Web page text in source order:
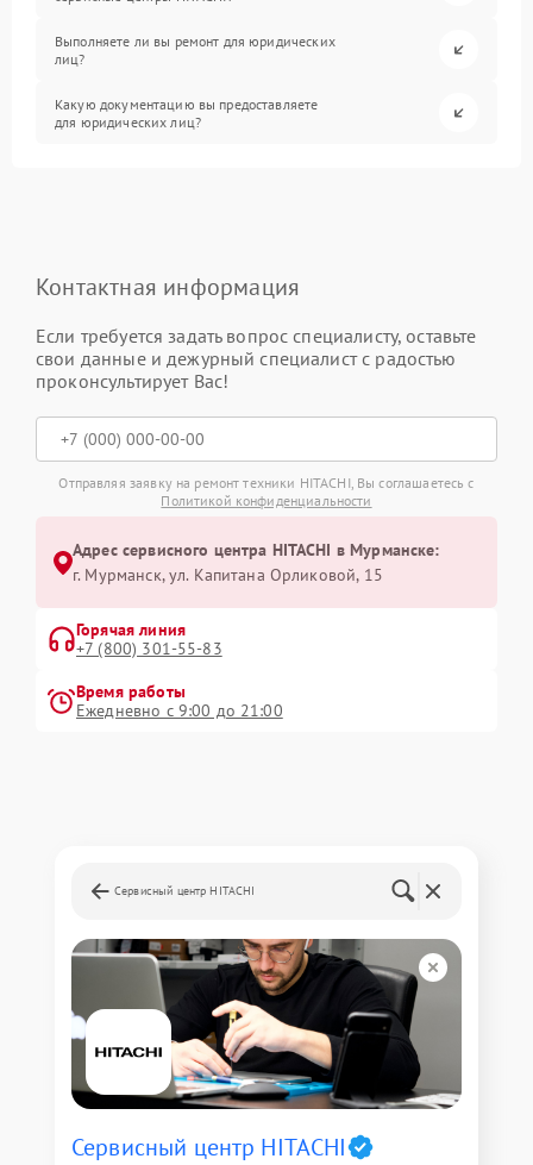
Выполняете ли вы ремонт для юридических
лиц?
Какую документацию вы предоставляете
для юридических лиц?
Контактная информация
Если требуется задать вопрос специалисту, оставьте
свои данные и дежурный специалист с радостью
проконсультирует Вас!
Отправляя заявку на ремонт техники HITACHI, Вы соглашаетесь с
Политикой конфиденциальности
Адрес сервисного центра HITACHI в Мурманске:
г. Мурманск, ул. Капитана Орликовой, 15
Горячая линия
+7 (800) 301-55-83
Время работы
Ежедневно с 9:00 до 21:00
Сервисный центр HITACHI
Сервисный центр HITACHI